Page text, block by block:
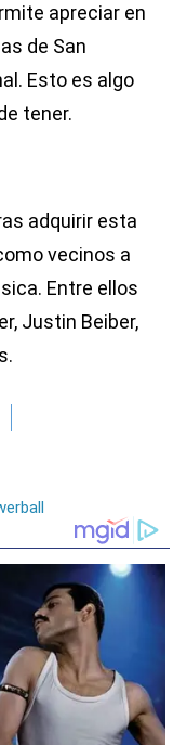
apreciar en
de San
Esto es algo
tener.
adquirir esta
vecinos a
Entre ellos
Justin Beiber,